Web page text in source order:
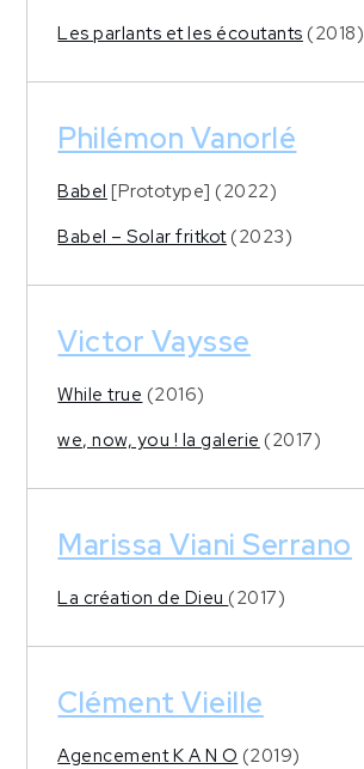
Les parlants et les écoutants (2018)
Philémon Vanorlé
Babel [Prototype] (2022)
Babel – Solar fritkot(2023)
Victor Vaysse
While true (2016)
we, now, you ! la galerie (2017)
Marissa Viani Serrano
La création de Dieu (2017)
Clément Vieille
Agencement K A N O (2019)